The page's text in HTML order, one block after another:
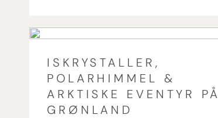
ISKRYSTALLER,
POLARHIMMEL &
ARKTISKE EVENTYR PÅ
GRØNLAND